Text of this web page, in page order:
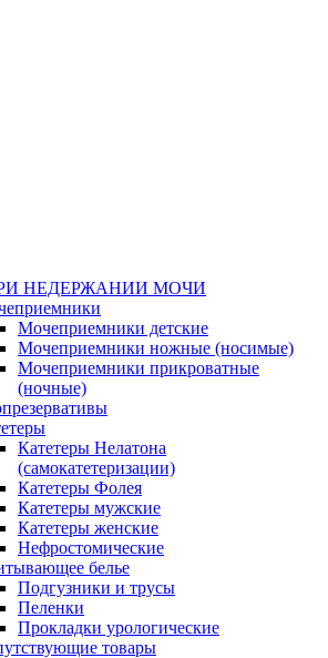
НЕДЕРЖАНИИ МОЧИ
Мочеприемники детские
Мочеприемники ножные (носимые)
Мочеприемники прикроватные
(ночные)
Катетеры Нелатона
(самокатетеризации)
Катетеры Фолея
Катетеры мужские
Катетеры женские
Нефростомические
белье
Подгузники и трусы
Пеленки
Прокладки урологические
товары